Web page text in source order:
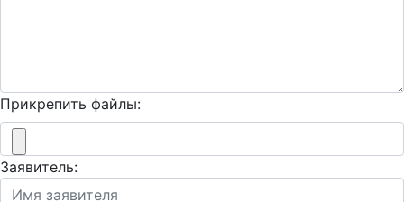
Прикрепить файлы:
Заявитель: